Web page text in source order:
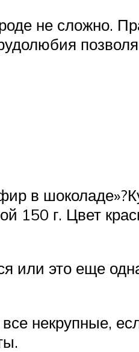
не сложно.
в
150 г. Цвет
или это еще
некрупные,